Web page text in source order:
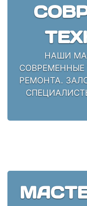
НАШИ
РЕМОНТА.